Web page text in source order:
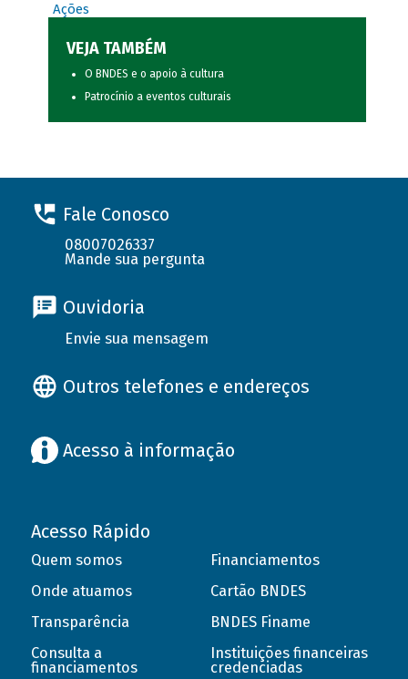
Ações
VEJA TAMBÉM
O BNDES e o apoio à cultura
Patrocínio a eventos culturais
Fale Conosco
08007026337
Mande sua pergunta
Ouvidoria
Envie sua mensagem
Outros telefones e endereços
Acesso à informação
Acesso Rápido
Quem somos
Onde atuamos
Transparência
Consulta a
financiamentos
Financiamentos
Cartão BNDES
BNDES Finame
Instituições financeiras
credenciadas